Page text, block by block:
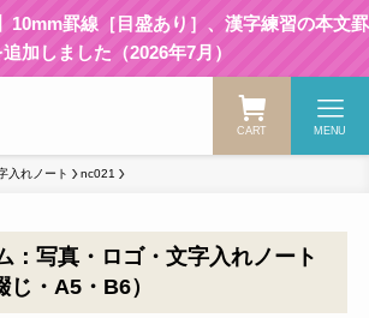
10mm罫線［目盛あり］、漢字練習の本文罫
加しました（2026年7月）
CART MENU
入れノート nc021
：写真・ロゴ・文字入れノート
じ・A5・B6）